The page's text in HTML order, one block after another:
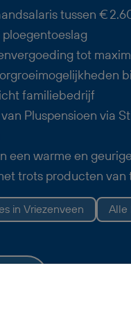
tussen €
tot
familiebedrijf
Pluspensioen via
een warme en
trots producten
in Vriezenveen Alle